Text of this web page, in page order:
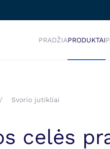
PRADŽIAPRODUKTAI
Svorio jutikliai
celės